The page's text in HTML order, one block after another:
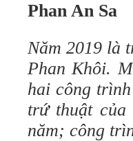
Phan An Sa
Năm 2019 là
Phan Khôi.
hai công
trứ thuật của
năm; công